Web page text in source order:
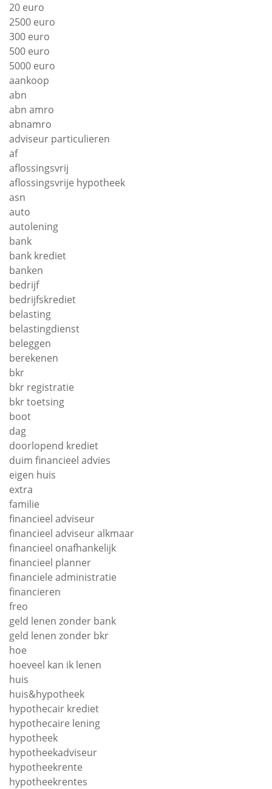
20 euro
2500 euro
300 euro
500 euro
5000 euro
aankoop
abn
abn amro
abnamro
adviseur particulieren
af
aflossingsvrij
aflossingsvrije hypotheek
asn
auto
autolening
bank
bank krediet
banken
bedrijf
bedrijfskrediet
belasting
belastingdienst
beleggen
berekenen
bkr
bkr registratie
bkr toetsing
boot
dag
doorlopend krediet
duim financieel advies
eigen huis
extra
familie
financieel adviseur
financieel adviseur alkmaar
financieel onafhankelijk
financieel planner
financiele administratie
financieren
freo
geld lenen zonder bank
geld lenen zonder bkr
hoe
hoeveel kan ik lenen
huis
huis&hypotheek
hypothecair krediet
hypothecaire lening
hypotheek
hypotheekadviseur
hypotheekrente
hypotheekrentes